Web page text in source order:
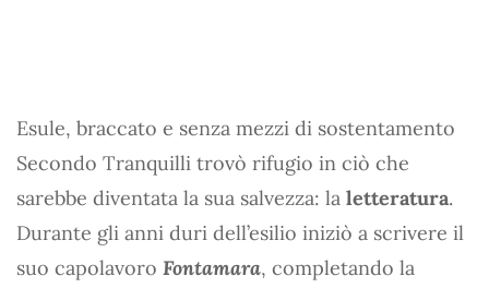
Esule, braccato e senza mezzi di sostentamento
Secondo Tranquilli trovò rifugio in ciò che
sarebbe diventata la sua salvezza: la letteratura.
Durante gli anni duri dell’esilio iniziò a scrivere il
suo capolavoro Fontamara, completando la